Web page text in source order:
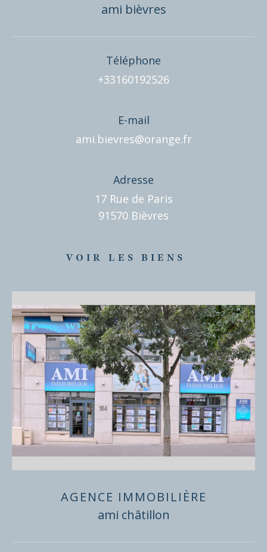
ami bièvres
Téléphone
+33160192526
E-mail
ami.bievres@orange.fr
Adresse
17 Rue de Paris
91570 Bièvres
VOIR LES BIENS
AGENCE IMMOBILIÈRE
ami châtillon